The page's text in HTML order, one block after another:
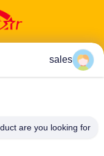
sales
are you looking for?